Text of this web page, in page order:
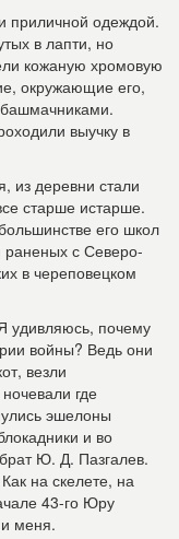
приличной одеждой.
в лапти, но
кожаную хромовую
окружающие его,
выучку в
из деревни стали
старше истарше.
его школ
раненых с Северо-
в череповецком
удивляюсь, почему
войны? Ведь они
везли
где
эшелоны
и во
Ю. Д. Пазгалев.
на скелете, на
43-го Юру
меня.